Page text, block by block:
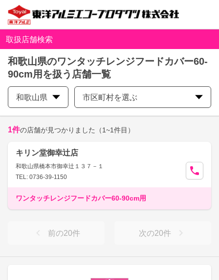
取扱店舗検索
和歌山県のワンタッチレンジフードカバー60-
90cm用を扱う店舗一覧
和歌山県 市区町村を選ぶ
1件の店舗が見つかりました （1~1件目）
キリン堂御幸辻店
和歌山県橋本市御幸辻１３７－１
TEL: 0736-39-1150
ワンタッチレンジフードカバー60-90cm用
前の20件 次の20件